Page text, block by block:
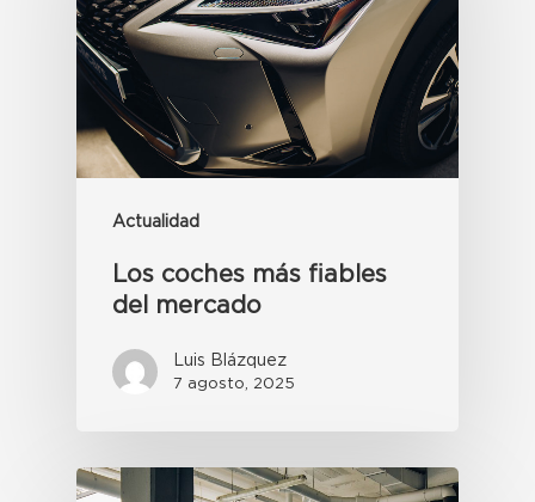
Actualidad
Los coches más fiables
del mercado
Luis Blázquez
7 agosto, 2025